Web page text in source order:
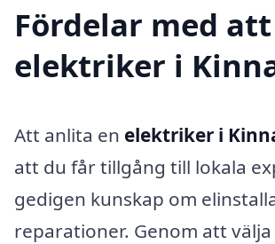
Fördelar med
elektriker i
Att anlita en elektriker i
att du får tillgång till lokala
gedigen kunskap om
reparationer. Genom att välja